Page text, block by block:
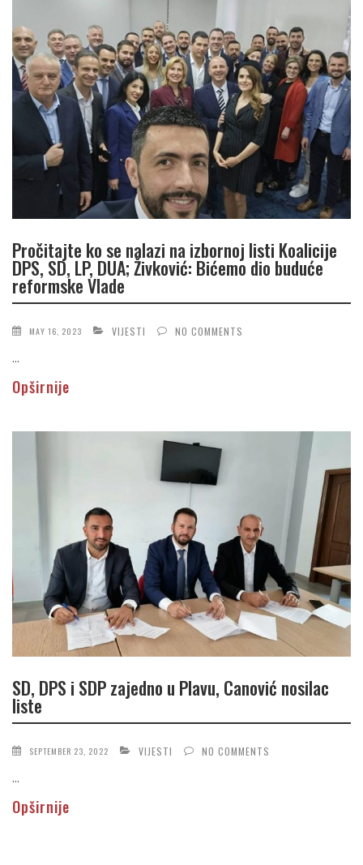
Pročitajte ko se nalazi na izbornoj listi Koalicije
DPS, SD, LP, DUA; Živković: Bićemo dio buduće
reformske Vlade
MAY 16, 2023 VIJESTI NO COMMENTS
...
Opširnije
SD, DPS i SDP zajedno u Plavu, Canović nosilac
liste
SEPTEMBER 23, 2022 VIJESTI NO COMMENTS
...
Opširnije